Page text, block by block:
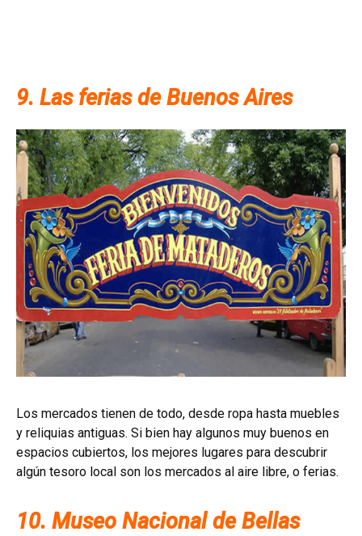
9. Las ferias de Buenos Aires
Los mercados tienen de todo, desde ropa hasta muebles
y reliquias antiguas. Si bien hay algunos muy buenos en
espacios cubiertos, los mejores lugares para descubrir
algún tesoro local son los mercados al aire libre, o ferias.
10. Museo Nacional de Bellas